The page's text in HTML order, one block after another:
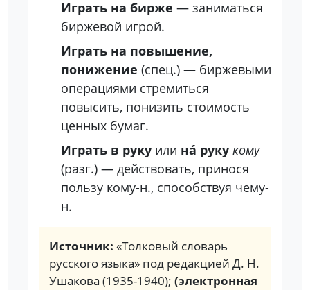
Играть на бирже — заниматься
биржевой игрой.
Играть на повышение,
понижение (спец.) — биржевыми
операциями стремиться
повысить, понизить стоимость
ценных бумаг.
Играть в руку или на́ руку кому
(разг.) — действовать, принося
пользу кому-н., способствуя чему-
н.
Источник: «Толковый словарь
русского языка» под редакцией Д. Н.
Ушакова (1935-1940); (электронная